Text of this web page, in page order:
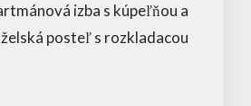
izba s kúpeľňou a
posteľ s rozkladacou